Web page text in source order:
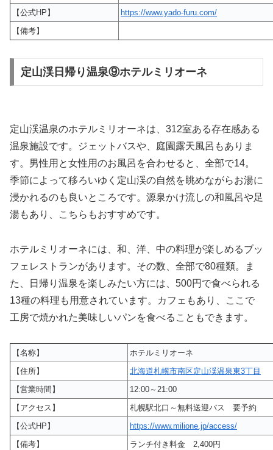
【公式HP】
https://www.yado-furu.com/
【備考】
定山渓日帰り温泉⑨ホテルミリオーネ
定山渓温泉のホテルミリオーネは、312室ある存在感ある
温泉施設です。ジェットバスや、庭園露天風呂もありま
す。男性用と女性用のお風呂を合わせると、全部で14。
季節によって移ろいゆく定山渓の自然を眺めながらお湯に
浸かれるのも良いところです。源泉かけ流しの和風呂や足
湯もあり、こちらもおすすめです。
ホテルミリオーネには、和、洋、中の料理が楽しめるブッ
フェレストランがあります。その数、全部で80種類。ま
た、日帰り温泉を楽しみたい方には、500円で食べられる
13種の料理も用意されています。カフェもあり、ここで
工房で焼かれた美味しいパンを食べることもできます。
【名称】
ホテルミリオーネ
【住所】
北海道札幌市南区定山渓温泉東3丁目
【営業時間】
12:00～21:00
【アクセス】
札幌駅北口～無料送迎バス 要予約
【公式HP】
https://www.milione.jp/access/
【備考】
ランチ付き料金 2,400円